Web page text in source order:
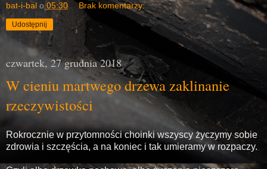
bat-i-bal o05:30 Brak komentarzy:
Udostępnij
czwartek, 27 grudnia 2018
W cieniu martwego drzewa zaklinanie
rzeczywistości
Rokrocznie w przytomności choinki wszyscy życzymy sobie
zdrowia i szczęścia, a na koniec i tak umieramy w rozpaczy.